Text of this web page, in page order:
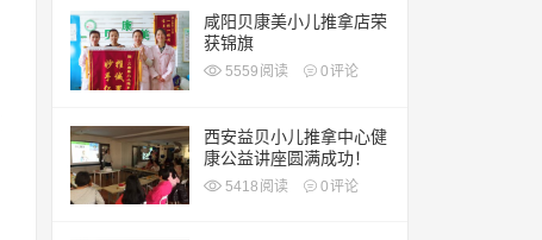
咸阳贝康美小儿推拿店荣
获锦旗
5559 阅读 0评论
西安益贝小儿推拿中心健
康公益讲座圆满成功！
5418 阅读 0评论